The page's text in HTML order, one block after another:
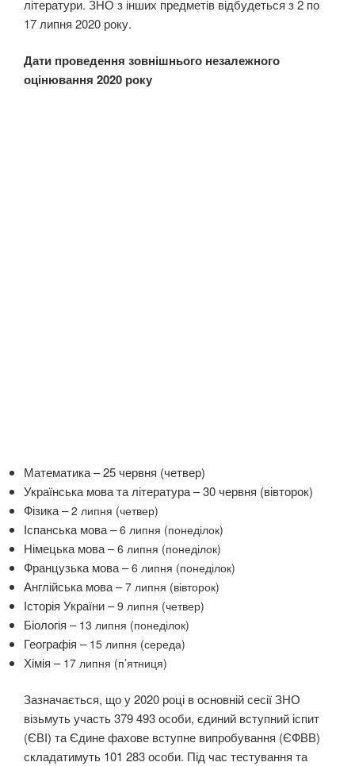
літератури. ЗНО з інших предметів відбудеться з 2 по
17 липня 2020 року.
Дати проведення зовнішнього незалежного
оцінювання 2020 року
Математика – 25 червня (четвер)
Українська мова та література – 30 червня (вівторок)
Фізика –2 липня (четвер)
Іспанська мова –6 липня (понеділок)
Німецька мова –6 липня (понеділок)
Французька мова –6 липня (понеділок)
Англійська мова –7 липня (вівторок)
Історія України –9 липня (четвер)
Біологія – 13 липня (понеділок)
Географія – 15 липня (середа)
Хімія – 17 липня (п’ятниця)
Зазначається, що у 2020 році в основній сесії ЗНО
візьмуть участь 379 493 особи, єдиний вступний іспит
(ЄВІ) та Єдине фахове вступне випробування (ЄФВВ)
складатимуть 101 283 особи. Під час тестування та